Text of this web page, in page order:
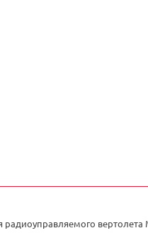
радиоуправляемого вертолета